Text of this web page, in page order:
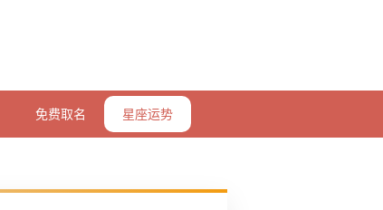
免费取名 星座运势